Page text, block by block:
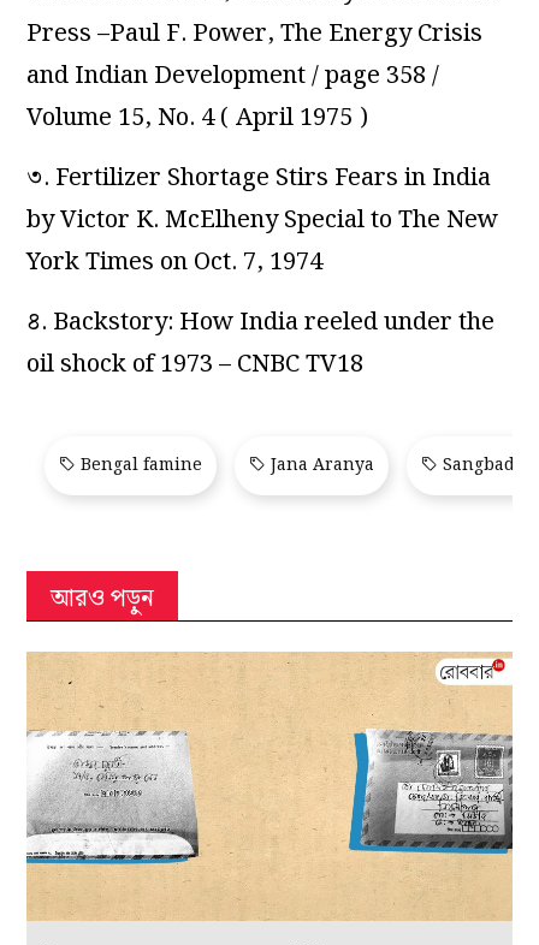
Press –Paul F. Power, The Energy Crisis
and Indian Development / page 358 /
Volume 15, No. 4 ( April 1975 )
৩. Fertilizer Shortage Stirs Fears in India
by Victor K. McElheny Special to The New
York Times on Oct. 7, 1974
৪. Backstory: How India reeled under the
oil shock of 1973 – CNBC TV18
Bengal famine Jana Aranya Sangbad
আরও পড়ুন